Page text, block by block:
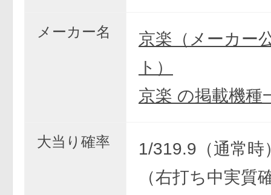
メーカー名
京楽（メーカー
ト）
京楽 の掲載機種
大当り確率
1/319.9（通常時
（右打ち中実質